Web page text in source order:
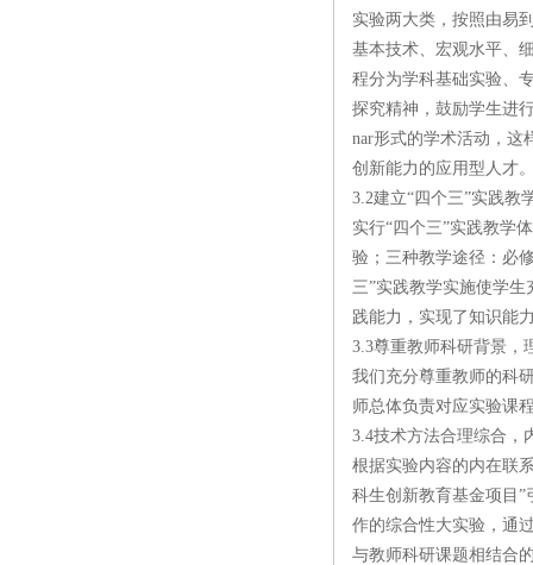
实验两大类，按照由易
基本技术、宏观水平、
程分为学科基础实验、
探究精神，鼓励学生进
nar形式的学术活动，这
创新能力的应用型人才
3.2建立“四个三”实践教
实行“四个三”实践教学
验；三种教学途径：必
三”实践教学实施使学
践能力，实现了知识能
3.3尊重教师科研背景，
我们充分尊重教师的科
师总体负责对应实验课
3.4技术方法合理综合，
根据实验内容的内在联
科生创新教育基金项目
作的综合性大实验，通
与教师科研课题相结合